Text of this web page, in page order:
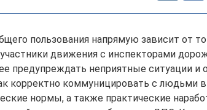
пользования напрямую зависит от
движения с инспекторами
предупреждать неприятные ситуации и
корректно коммуницировать с людьми
нормы, а также практические